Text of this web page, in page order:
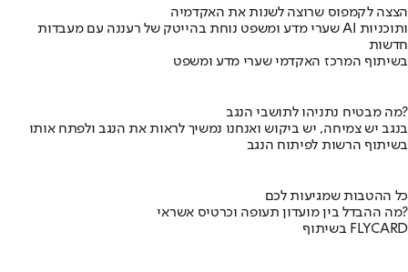
הצצה לקמפוס שרוצה לשנות את האקדמיה
שערי מדע ומשפט נוחת בהייטק של רעננה עם מעבדות AI ותוכניות
חדשות
בשיתוף המרכז האקדמי שערי מדע ומשפט
מה מבטיח נתניהו לתושבי הנגב?
בנגב יש צמיחה, יש ביקוש ואנחנו נמשיך לראות את הנגב ולפתח אותו
בשיתוף הרשות לפיתוח הנגב
כל ההטבות שמגיעות לכם
מה ההבדל בין מועדון תעופה וכרטיס אשראי?
בשיתוף FLYCARD